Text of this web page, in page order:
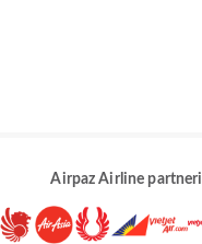
Airpaz Airline partneri